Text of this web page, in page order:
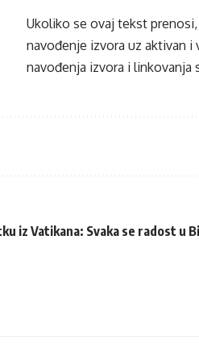
Ukoliko se ovaj tekst
navođenje izvora uz aktivan
navođenja izvora i linkovanja
iz Vatikana: Svaka se radost u